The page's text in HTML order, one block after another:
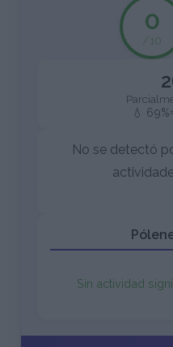
0
/10
💧 69%
No se detectó
Sin actividad